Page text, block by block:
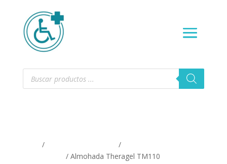
Búsqueda
productos
/ /
/ Almohada Theragel TM110